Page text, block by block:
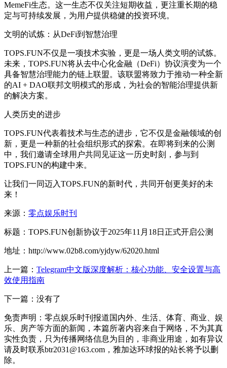
MemeFi生态。这一生态不仅关注短期收益，更注重长期的稳
定与可持续发展，为用户提供稳健的投资环境。
文明的试炼：从DeFi到智慧治理
TOPS.FUN不仅是一项技术实验，更是一场人类文明的试炼。
未来，TOPS.FUN将从去中心化金融（DeFi）协议演变为一个
具备智慧治理能力的链上联盟。该联盟将致力于推动一种全新
的AI + DAO联邦文明模式的形成，为社会的智能治理提供新
的解决方案。
人类历史的进步
TOPS.FUN代表着技术与生态的进步，它不仅是金融领域的创
新，更是一种新的社会组织形式的探索。在即将到来的公测
中，我们邀请全球用户共同见证这一历史时刻，参与到
TOPS.FUN的构建中来。
让我们一同迈入TOPS.FUN的新时代，共同开创更美好的未
来！
来源： 零点娱乐时刊
标题：TOPS.FUN创新协议于2025年11月18日正式开启公测
地址：http://www.02b8.com/yjdyw/62020.html
上一篇： Telegram中文版深度解析：核心功能、安全设置与高
效使用指南
下一篇：没有了
免责声明：零点娱乐时刊报道国内外、生活、体育、商业、娱
乐、房产等方面的新闻，本篇所著内容来自于网络，不为其真
实性负责，只为传播网络信息为目的，非商业用途，如有异议
请及时联系btr2031@163.com，雅加达环球报的站长将予以删
除。